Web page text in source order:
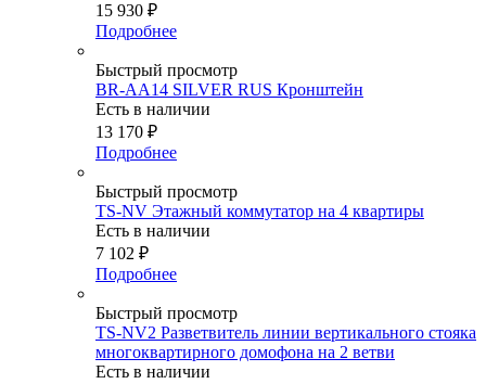
15 930 ₽
Подробнее
Быстрый просмотр
BR-AA14 SILVER RUS Кронштейн
Есть в наличии
13 170 ₽
Подробнее
Быстрый просмотр
TS-NV Этажный коммутатор на 4 квартиры
Есть в наличии
7 102 ₽
Подробнее
Быстрый просмотр
TS-NV2 Разветвитель линии вертикального стояка
многоквартирного домофона на 2 ветви
Есть в наличии